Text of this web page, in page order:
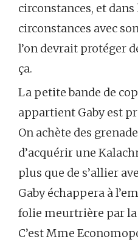
circonstances, et dans
circonstances avec
l’on devrait protéger
ça.
La petite bande de
appartient Gaby est
On achète des
d’acquérir une
plus que de s’allier
Gaby échappera à
folie meurtrière par la
C’est Mme